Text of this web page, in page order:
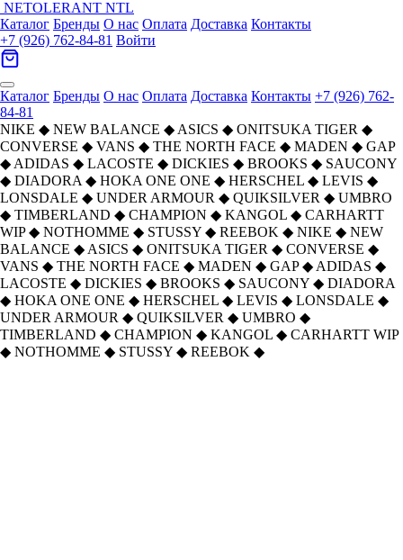
NETOLERANT NTL
Каталог Бренды О нас Оплата Доставка Контакты
+7 (926) 762-84-81 Войти
Каталог Бренды О нас Оплата Доставка Контакты +7 (926) 762-
84-81
NIKE ◆ NEW BALANCE ◆ ASICS ◆ ONITSUKA TIGER ◆
CONVERSE ◆ VANS ◆ THE NORTH FACE ◆ MADEN ◆ GAP
◆ ADIDAS ◆ LACOSTE ◆ DICKIES ◆ BROOKS ◆ SAUCONY
◆ DIADORA ◆ HOKA ONE ONE ◆ HERSCHEL ◆ LEVIS ◆
LONSDALE ◆ UNDER ARMOUR ◆ QUIKSILVER ◆ UMBRO
◆ TIMBERLAND ◆ CHAMPION ◆ KANGOL ◆ CARHARTT
WIP ◆ NOTHOMME ◆ STUSSY ◆ REEBOK ◆ NIKE ◆ NEW
BALANCE ◆ ASICS ◆ ONITSUKA TIGER ◆ CONVERSE ◆
VANS ◆ THE NORTH FACE ◆ MADEN ◆ GAP ◆ ADIDAS ◆
LACOSTE ◆ DICKIES ◆ BROOKS ◆ SAUCONY ◆ DIADORA
◆ HOKA ONE ONE ◆ HERSCHEL ◆ LEVIS ◆ LONSDALE ◆
UNDER ARMOUR ◆ QUIKSILVER ◆ UMBRO ◆
TIMBERLAND ◆ CHAMPION ◆ KANGOL ◆ CARHARTT WIP
◆ NOTHOMME ◆ STUSSY ◆ REEBOK ◆